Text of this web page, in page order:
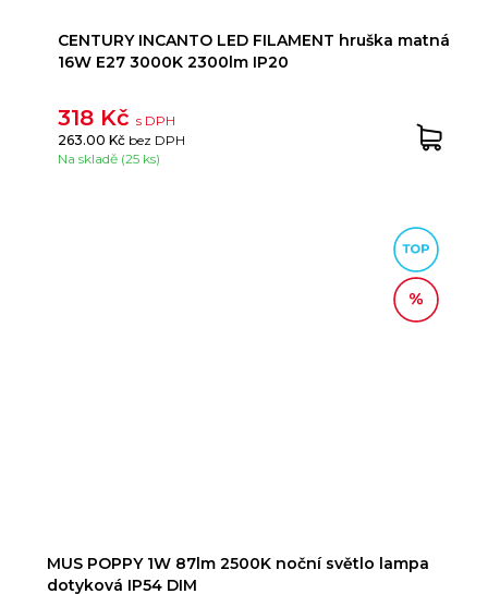
CENTURY INCANTO LED FILAMENT hruška matná
16W E27 3000K 2300lm IP20
318 Kčs DPH
263.00 Kč bez DPH
Na skladě (25 ks)
MUS POPPY 1W 87lm 2500K noční světlo lampa
dotyková IP54 DIM